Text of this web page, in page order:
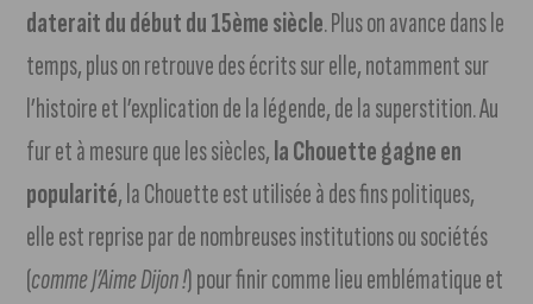
daterait du début du 15ème siècle. Plus on avance dans le
temps, plus on retrouve des écrits sur elle, notamment sur
l’histoire et l’explication de la légende, de la superstition. Au
fur et à mesure que les siècles,la Chouette gagne en
popularité, la Chouette est utilisée à des fins politiques,
elle est reprise par de nombreuses institutions ou sociétés
(comme J’Aime Dijon !) pour finir comme lieu emblématique et